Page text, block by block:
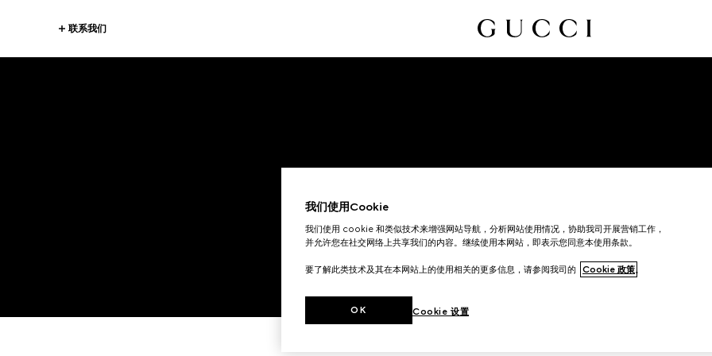
联系我们
取消订阅
我们使用Cookie
我们使用 cookie 和类似技术来增强网站导航，分析网站使用情况，协助我司开展营销工作，
并允许您在社交网络上共享我们的内容。继续使用本网站，即表示您同意本使用条款。
要了解此类技术及其在本网站上的使用相关的更多信息，请参阅我司的 Cookie 政策
Cookie 设置
OK